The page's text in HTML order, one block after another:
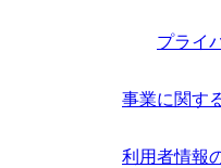
プライ
事業に関す
利用者情報